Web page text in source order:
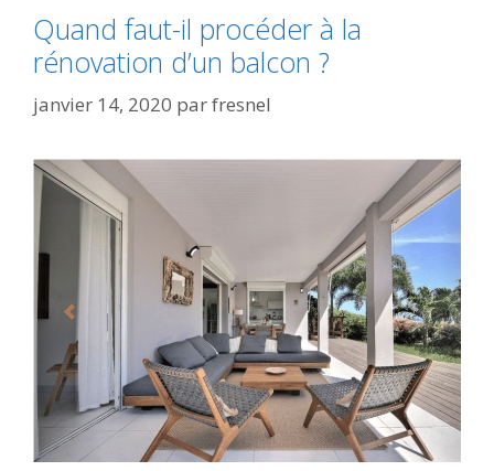
Quand faut-il procéder à la
rénovation d’un balcon ?
janvier 14, 2020 parfresnel